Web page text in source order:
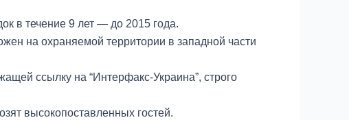
в течение 9 лет — до 2015 года.
на охраняемой территории в западной части
ссылку на “Интерфакс-Украина”, строго
высокопоставленных гостей.